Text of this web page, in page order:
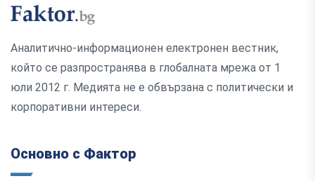
Аналитично-информационен електронен вестник,
който се разпространява в глобалната мрежа от 1
юли 2012 г. Медията не е обвързана с политически и
корпоративни интереси.
Основно с Фактор